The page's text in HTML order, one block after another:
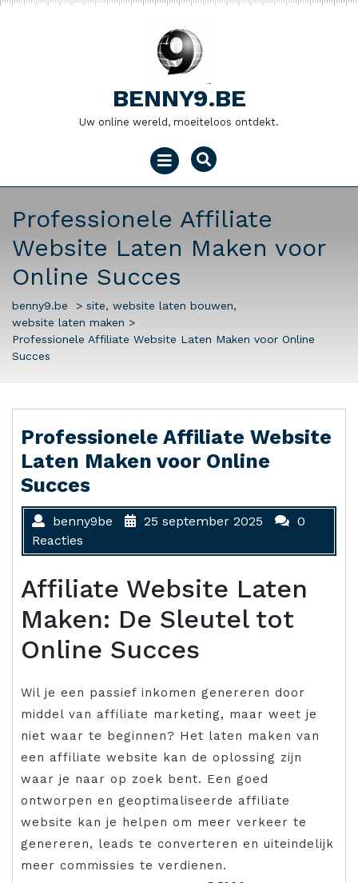
Naar
BENNY9.BE
Uw online wereld, moeiteloos ontdekt.
Menu
openen
Professionele Affiliate
Website Laten Maken voor
Online Succes
benny9.be > site, website laten bouwen,
website laten maken >
Professionele Affiliate Website Laten Maken voor Online
Succes
Professionele Affiliate Website
Laten Maken voor Online
Succes
benny9be 25 september 2025
0
Reacties
Affiliate Website Laten
Maken: De Sleutel tot
Online Succes
Wil je een passief inkomen genereren door
middel van affiliate marketing, maar weet je
niet waar te beginnen? Het laten maken van
een affiliate website kan de oplossing zijn
waar je naar op zoek bent. Een goed
ontworpen en geoptimaliseerde affiliate
website kan je helpen om meer verkeer te
genereren, leads te converteren en uiteindelijk
meer commissies te verdienen.